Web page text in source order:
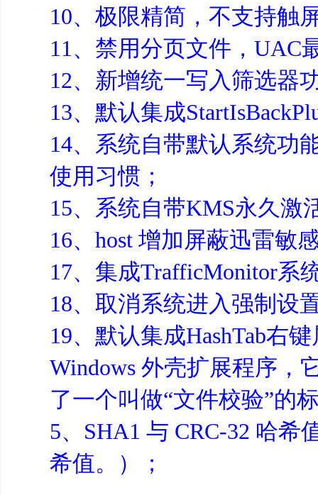
10、极限精简，不支持触
11、禁用分页文件，UAC
12、新增统一写入筛选器
13、默认集成
14、系统自带默认系统功
使用习惯；
15、系统自带KMS永久激
16、host 增加屏蔽迅雷敏
17、集成TrafficMonitor系
18、取消系统进入强制设
19、默认集成HashTab右
Windows 外壳扩展程序，
了一个叫做“文件校验”的
5、SHA1 与 CRC-32 哈
希值。）；